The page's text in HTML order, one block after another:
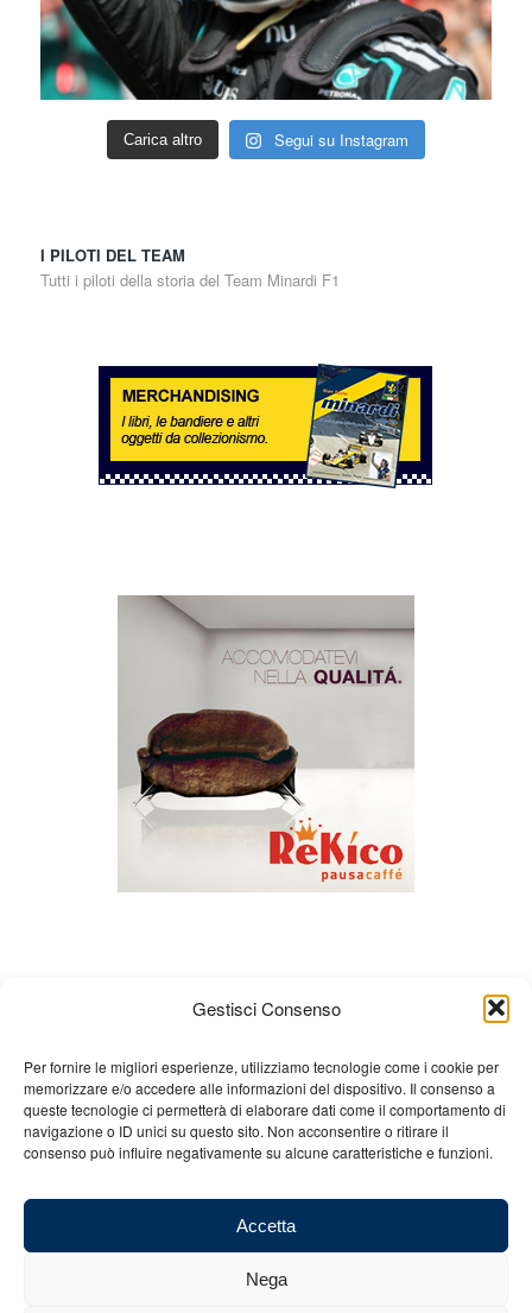
Gestisci Consenso
Per fornire le migliori esperienze, utilizziamo tecnologie come i cookie per
memorizzare e/o accedere alle informazioni del dispositivo. Il consenso a
queste tecnologie ci permetterà di elaborare dati come il comportamento di
navigazione o ID unici su questo sito. Non acconsentire o ritirare il
consenso può influire negativamente su alcune caratteristiche e funzioni.
Accetta
Nega
Carica altro Segui su Instagram
I PILOTI DEL TEAM
Tutti i piloti della storia del Team Minardi F1
Chi siamo Gian Carlo Minardi
Gear
Merchandising
Partners Contatti
© 2025 Copyright - Minardi.it - Powered by